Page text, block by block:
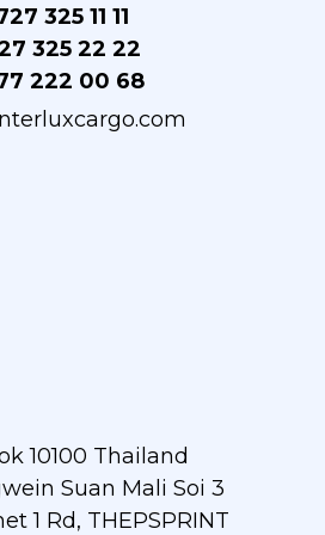
325 11 11
325 22 22
222 00 68
10100 Thailand
Suan Mali Soi 3
1 Rd, THEPSPRINT